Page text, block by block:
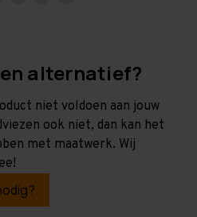
alternatief?
niet voldoen aan jouw
ook niet, dan kan het
met maatwerk. Wij